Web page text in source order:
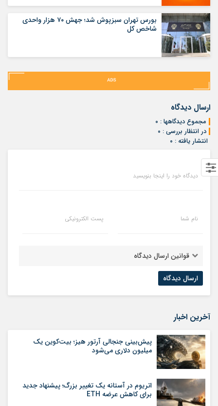
بورس تهران سبزپوش شد؛ جهش ۷۰ هزار واحدی
شاخص کل
ارسال دیدگاه
مجموع دیدگاهها : ۰
در انتظار بررسی : ۰
انتشار یافته : ۰
دیدگاه خود را اینجا بنویسید
نام شما پست الکترونیکی
قوانین ارسال دیدگاه
آخرین اخبار
پیش‌بینی جنجالی آرتور هیز؛ بیت‌کوین یک
میلیون دلاری می‌شود
اتریوم در آستانه یک تغییر بزرگ؛ پیشنهاد جدید
برای کاهش عرضه ETH